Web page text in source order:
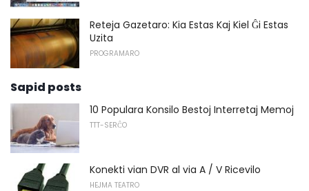
Reteja Gazetaro: Kia Estas Kaj Kiel Ĝi Estas
Uzita
PROGRAMARO
Sapid posts
10 Populara Konsilo Bestoj Interretaj Memoj
TTT-SERĈO
Konekti vian DVR al via A / V Ricevilo
HEJMA TEATRO